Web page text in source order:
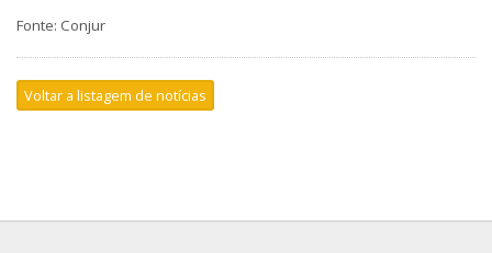
Fonte: Conjur
Voltar a listagem de notícias